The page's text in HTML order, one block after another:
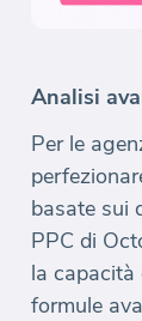
Analisi
Per le
basate sui
PPC di
la capacità
formule